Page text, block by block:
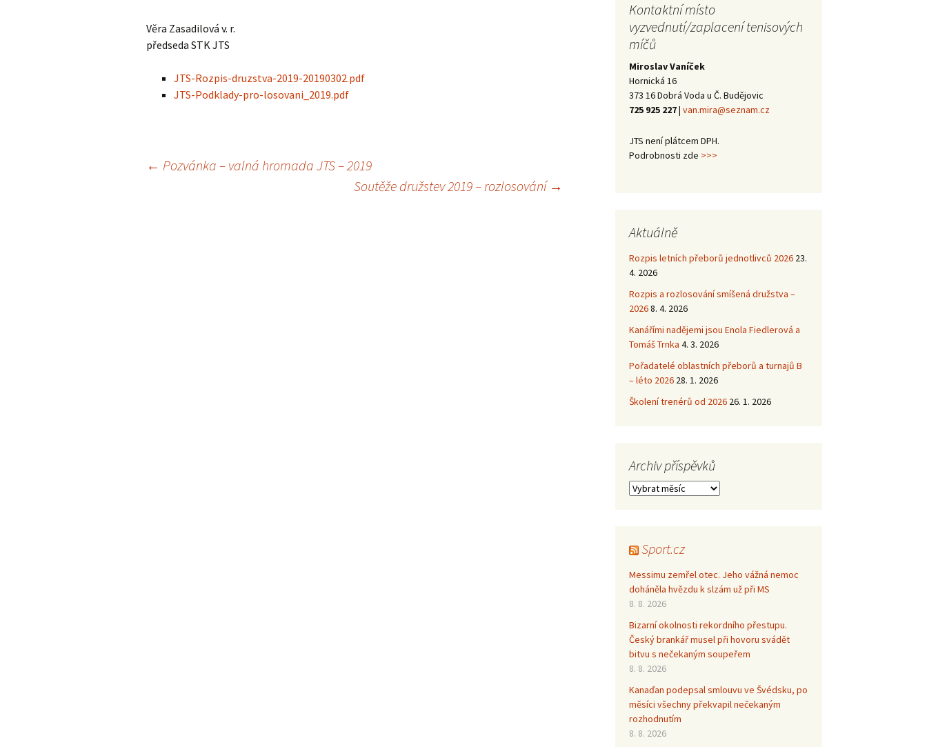
Halové oblastní
přebory 2016/17 –
vítězové
Halové oblastní
přebory 2015/16 –
vítězové
Kanáří naděje 2014
Halové oblastní
vítězové
2014
Kanáří naděje 2013
Valná hromada JčTS
2014
Školení trenérů 3.
třídy 2012
Mezinárodní
trojutkání mládeže –
2012
Věra Zasadilová v. r.
předseda STK JTS
JTS-Rozpis-druzstva-2019-20190302.pdf
JTS-Podklady-pro-losovani_2019.pdf
← Pozvánka – valná hromada JTS – 2019
Soutěže družstev 2019 – rozlosování →
Kontaktní místo
vyzvednutí/zaplacení tenisových
míčů
Miroslav Vaníček
Hornická 16
373 16 Dobrá Voda u Č. Budějovic
725 925 227| van.mira@seznam.cz
JTS není plátcem DPH.
Podrobnosti zde >>>
Aktuálně
Rozpis letních přeborů jednotlivců 2026 23.
4. 2026
Rozpis a rozlosování smíšená družstva –
20268. 4. 2026
Kanářími nadějemi jsou Enola Fiedlerová a
Tomáš Trnka 4. 3. 2026
Pořadatelé oblastních přeborů a turnajů B
– léto 2026 28. 1. 2026
Školení trenérů od 2026 26. 1. 2026
Archiv příspěvků
Archiv
Sport.cz
Messimu zemřel otec. Jeho vážná nemoc
doháněla hvězdu k slzám už při MS
8. 8. 2026
Bizarní okolnosti rekordního přestupu.
Český brankář musel při hovoru svádět
bitvu s nečekaným soupeřem
8. 8. 2026
Kanaďan podepsal smlouvu ve Švédsku, po
měsíci všechny překvapil nečekaným
rozhodnutím
8. 8. 2026